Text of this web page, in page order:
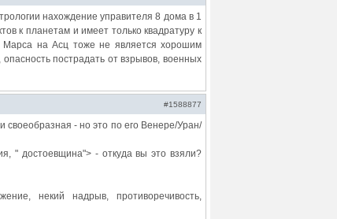
нахождение управителя 8 дома в 1
к планетам и имеет только квадратуру к
Марса на Асц тоже не является хорошим
пострадать от взрывов, военных
#1588877
своеобразная - но это по его Венере/Уран/
" достоевщина"> - откуда вы это взяли?
некий надрыв, противоречивость,